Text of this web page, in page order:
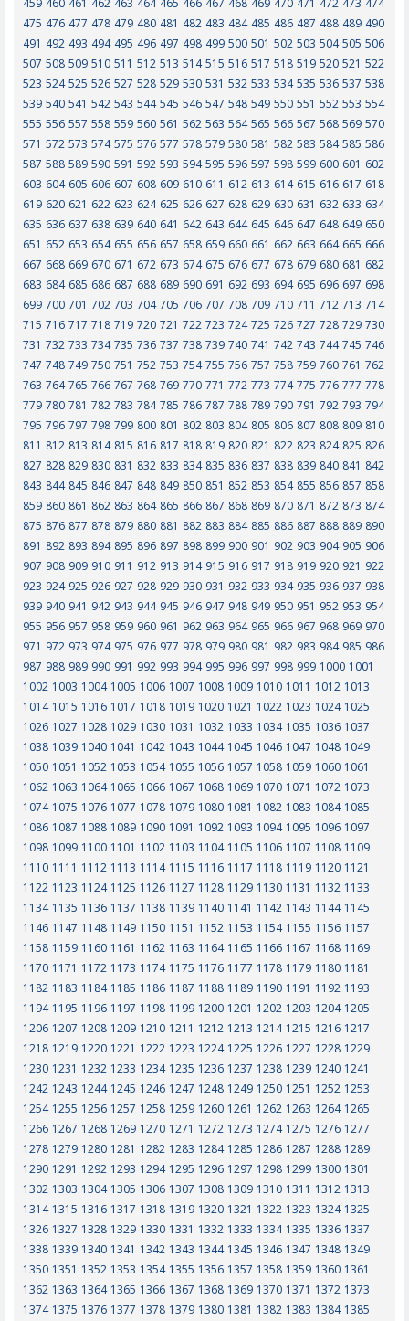
459 460 461 462 463 464 465 466 467 468 469 470 471 472 473 474
475 476 477 478 479 480 481 482 483 484 485 486 487 488 489 490
491 492 493 494 495 496 497 498 499 500 501 502 503 504 505 506
507 508 509 510 511 512 513 514 515 516 517 518 519 520 521 522
523 524 525 526 527 528 529 530 531 532 533 534 535 536 537 538
539 540 541 542 543 544 545 546 547 548 549 550 551 552 553 554
555 556 557 558 559 560 561 562 563 564 565 566 567 568 569 570
571 572 573 574 575 576 577 578 579 580 581 582 583 584 585 586
587 588 589 590 591 592 593 594 595 596 597 598 599 600 601 602
603 604 605 606 607 608 609 610 611 612 613 614 615 616 617 618
619 620 621 622 623 624 625 626 627 628 629 630 631 632 633 634
635 636 637 638 639 640 641 642 643 644 645 646 647 648 649 650
651 652 653 654 655 656 657 658 659 660 661 662 663 664 665 666
667 668 669 670 671 672 673 674 675 676 677 678 679 680 681 682
683 684 685 686 687 688 689 690 691 692 693 694 695 696 697 698
699 700 701 702 703 704 705 706 707 708 709 710 711 712 713 714
715 716 717 718 719 720 721 722 723 724 725 726 727 728 729 730
731 732 733 734 735 736 737 738 739 740 741 742 743 744 745 746
747 748 749 750 751 752 753 754 755 756 757 758 759 760 761 762
763 764 765 766 767 768 769 770 771 772 773 774 775 776 777 778
779 780 781 782 783 784 785 786 787 788 789 790 791 792 793 794
795 796 797 798 799 800 801 802 803 804 805 806 807 808 809 810
811 812 813 814 815 816 817 818 819 820 821 822 823 824 825 826
827 828 829 830 831 832 833 834 835 836 837 838 839 840 841 842
843 844 845 846 847 848 849 850 851 852 853 854 855 856 857 858
859 860 861 862 863 864 865 866 867 868 869 870 871 872 873 874
875 876 877 878 879 880 881 882 883 884 885 886 887 888 889 890
891 892 893 894 895 896 897 898 899 900 901 902 903 904 905 906
907 908 909 910 911 912 913 914 915 916 917 918 919 920 921 922
923 924 925 926 927 928 929 930 931 932 933 934 935 936 937 938
939 940 941 942 943 944 945 946 947 948 949 950 951 952 953 954
955 956 957 958 959 960 961 962 963 964 965 966 967 968 969 970
971 972 973 974 975 976 977 978 979 980 981 982 983 984 985 986
987 988 989 990 991 992 993 994 995 996 997 998 999 1000 1001
1002 1003 1004 1005 1006 1007 1008 1009 1010 1011 1012 1013
1014 1015 1016 1017 1018 1019 1020 1021 1022 1023 1024 1025
1026 1027 1028 1029 1030 1031 1032 1033 1034 1035 1036 1037
1038 1039 1040 1041 1042 1043 1044 1045 1046 1047 1048 1049
1050 1051 1052 1053 1054 1055 1056 1057 1058 1059 1060 1061
1062 1063 1064 1065 1066 1067 1068 1069 1070 1071 1072 1073
1074 1075 1076 1077 1078 1079 1080 1081 1082 1083 1084 1085
1086 1087 1088 1089 1090 1091 1092 1093 1094 1095 1096 1097
1098 1099 1100 1101 1102 1103 1104 1105 1106 1107 1108 1109
1110 1111 1112 1113 1114 1115 1116 1117 1118 1119 1120 1121
1122 1123 1124 1125 1126 1127 1128 1129 1130 1131 1132 1133
1134 1135 1136 1137 1138 1139 1140 1141 1142 1143 1144 1145
1146 1147 1148 1149 1150 1151 1152 1153 1154 1155 1156 1157
1158 1159 1160 1161 1162 1163 1164 1165 1166 1167 1168 1169
1170 1171 1172 1173 1174 1175 1176 1177 1178 1179 1180 1181
1182 1183 1184 1185 1186 1187 1188 1189 1190 1191 1192 1193
1194 1195 1196 1197 1198 1199 1200 1201 1202 1203 1204 1205
1206 1207 1208 1209 1210 1211 1212 1213 1214 1215 1216 1217
1218 1219 1220 1221 1222 1223 1224 1225 1226 1227 1228 1229
1230 1231 1232 1233 1234 1235 1236 1237 1238 1239 1240 1241
1242 1243 1244 1245 1246 1247 1248 1249 1250 1251 1252 1253
1254 1255 1256 1257 1258 1259 1260 1261 1262 1263 1264 1265
1266 1267 1268 1269 1270 1271 1272 1273 1274 1275 1276 1277
1278 1279 1280 1281 1282 1283 1284 1285 1286 1287 1288 1289
1290 1291 1292 1293 1294 1295 1296 1297 1298 1299 1300 1301
1302 1303 1304 1305 1306 1307 1308 1309 1310 1311 1312 1313
1314 1315 1316 1317 1318 1319 1320 1321 1322 1323 1324 1325
1326 1327 1328 1329 1330 1331 1332 1333 1334 1335 1336 1337
1338 1339 1340 1341 1342 1343 1344 1345 1346 1347 1348 1349
1350 1351 1352 1353 1354 1355 1356 1357 1358 1359 1360 1361
1362 1363 1364 1365 1366 1367 1368 1369 1370 1371 1372 1373
1374 1375 1376 1377 1378 1379 1380 1381 1382 1383 1384 1385